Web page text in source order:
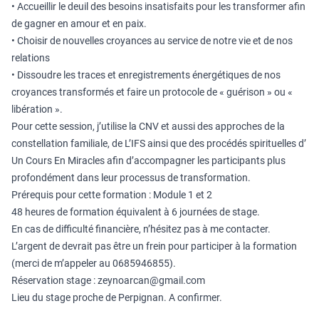
• Accueillir le deuil des besoins insatisfaits pour les transformer afin
de gagner en amour et en paix.
• Choisir de nouvelles croyances au service de notre vie et de nos
relations
• Dissoudre les traces et enregistrements énergétiques de nos
croyances transformés et faire un protocole de « guérison » ou «
libération ».
Pour cette session, j’utilise la CNV et aussi des approches de la
constellation familiale, de L’IFS ainsi que des procédés spirituelles d’
Un Cours En Miracles afin d’accompagner les participants plus
profondément dans leur processus de transformation.
Prérequis pour cette formation : Module 1 et 2
48 heures de formation équivalent à 6 journées de stage.
En cas de difficulté financière, n’hésitez pas à me contacter.
L’argent de devrait pas être un frein pour participer à la formation
(merci de m’appeler au 0685946855).
Réservation stage : zeynoarcan@gmail.com
Lieu du stage proche de Perpignan. A confirmer.